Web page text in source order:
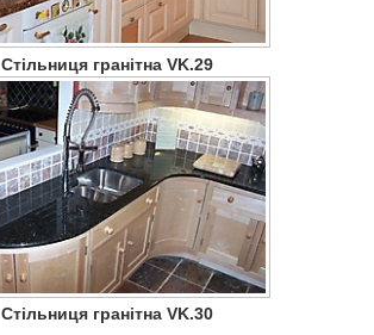
Стільниця гранітна VK.29
Стільниця гранітна VK.30